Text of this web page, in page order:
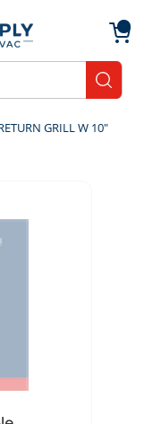
GRILL W 10"